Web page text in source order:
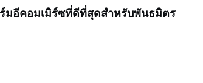
มอีคอมเมิร์ซที่ดีที่สุดสำหรับพันธมิตร